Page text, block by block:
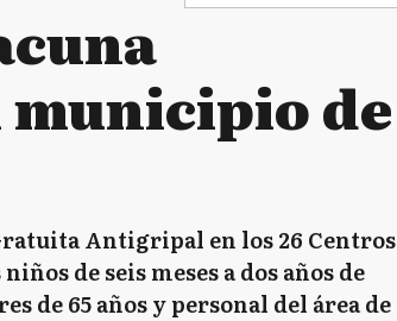
de
Antigripal en los 26 Centros
de seis meses a dos años de
de 65 años y personal del área de